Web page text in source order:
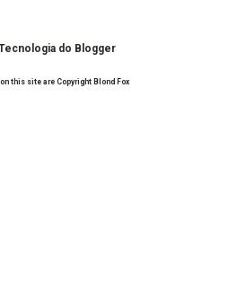
do Blogger
this site are Copyright Blond Fox